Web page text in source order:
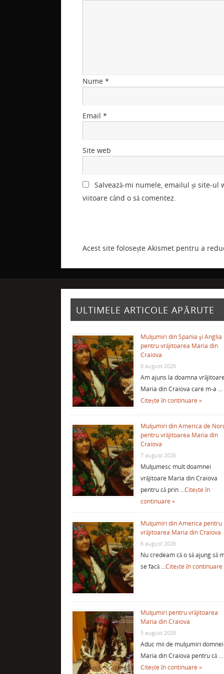
Nume *
Email *
Site web
Salvează-mi numele, emailul și site-
viitoare când o să comentez.
Acest site folosește Akismet pentru a
ULTIMELE ARTICOLE APĂRUTE
Mulţumiri din Spania şi Anglia
pentru vrăjitoarea Maria din
Craiova
8 august 2026
Am ajuns la doamna vrăjitoare
Maria din Craiova care m-a …
Citește în continuare »
Mulţumiri din America de
pentru vrăjitoarea Maria din
Craiova
7 august 2026
Mulţumesc mult doamnei
vrăjitoare Maria din Craiova
pentru că prin …Citește în
continuare »
Mulţumiri din America pentru
vrăjitoarea Maria din Craiova
6 august 2026
Nu credeam că o să ajung să
se facă …Citește în continuare
Mulţumiri pentru vrăjitoarea
Maria din Craiova
5 august 2026
Aduc mii de mulţumiri domnei
Maria din Craiova pentru că …
Citește în continuare »